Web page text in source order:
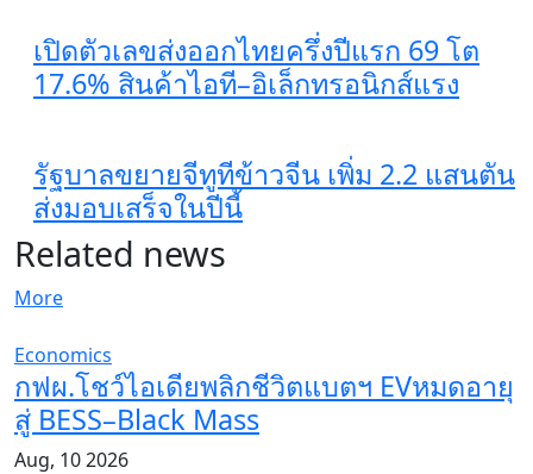
เปิดตัวเลขส่งออกไทยครึ่งปีแรก 69 โต
17.6% สินค้าไอที–อิเล็กทรอนิกส์แรง
รัฐบาลขยายจีทูทีข้าวจีน เพิ่ม 2.2 แสนตัน
ส่งมอบเสร็จในปีนี้
Related news
More
Economics
กฟผ.โชว์ไอเดียพลิกชีวิตแบตฯ EVหมดอายุ
สู่ BESS–Black Mass
Aug, 10 2026